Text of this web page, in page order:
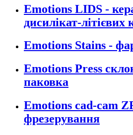
Emotions LIDS -
дисилікат-літієвих
Emotions Stains -
Emotions Press
паковка
Emotions cad-cam
фрезерування